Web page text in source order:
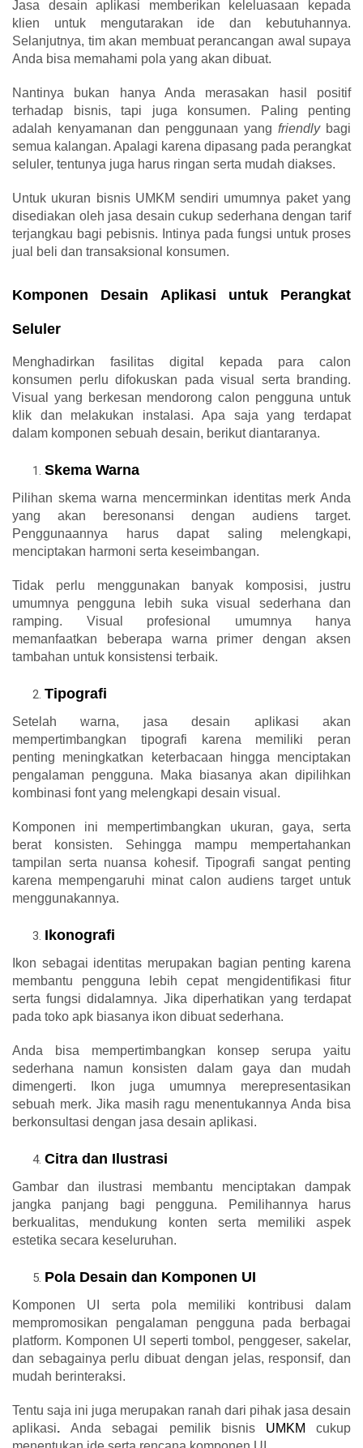
Jasa desain aplikasi memberikan keleluasaan kepada
klien untuk mengutarakan ide dan kebutuhannya.
Selanjutnya, tim akan membuat perancangan awal supaya
Anda bisa memahami pola yang akan dibuat.
Nantinya bukan hanya Anda merasakan hasil positif
terhadap bisnis, tapi juga konsumen. Paling penting
adalah kenyamanan dan penggunaan yang friendly bagi
semua kalangan. Apalagi karena dipasang pada perangkat
seluler, tentunya juga harus ringan serta mudah diakses.
Untuk ukuran bisnis UMKM sendiri umumnya paket yang
disediakan oleh jasa desain cukup sederhana dengan tarif
terjangkau bagi pebisnis. Intinya pada fungsi untuk proses
jual beli dan transaksional konsumen.
Komponen Desain Aplikasi untuk Perangkat
Seluler
Menghadirkan fasilitas digital kepada para calon
konsumen perlu difokuskan pada visual serta branding.
Visual yang berkesan mendorong calon pengguna untuk
klik dan melakukan instalasi. Apa saja yang terdapat
dalam komponen sebuah desain, berikut diantaranya.
Skema Warna
Pilihan skema warna mencerminkan identitas merk Anda
yang akan beresonansi dengan audiens target.
Penggunaannya harus dapat saling melengkapi,
menciptakan harmoni serta keseimbangan.
Tidak perlu menggunakan banyak komposisi, justru
umumnya pengguna lebih suka visual sederhana dan
ramping. Visual profesional umumnya hanya
memanfaatkan beberapa warna primer dengan aksen
tambahan untuk konsistensi terbaik.
Tipografi
Setelah warna, jasa desain aplikasiakan
mempertimbangkan tipografi karena memiliki peran
penting meningkatkan keterbacaan hingga menciptakan
pengalaman pengguna. Maka biasanya akan dipilihkan
kombinasi font yang melengkapi desain visual.
Komponen ini mempertimbangkan ukuran, gaya, serta
berat konsisten. Sehingga mampu mempertahankan
tampilan serta nuansa kohesif. Tipografi sangat penting
karena mempengaruhi minat calon audiens target untuk
menggunakannya.
Ikonografi
Ikon sebagai identitas merupakan bagian penting karena
membantu pengguna lebih cepat mengidentifikasi fitur
serta fungsi didalamnya. Jika diperhatikan yang terdapat
pada toko apk biasanya ikon dibuat sederhana.
Anda bisa mempertimbangkan konsep serupa yaitu
sederhana namun konsisten dalam gaya dan mudah
dimengerti. Ikon juga umumnya merepresentasikan
sebuah merk. Jika masih ragu menentukannya Anda bisa
berkonsultasi dengan jasa desain aplikasi.
Citra dan Ilustrasi
Gambar dan ilustrasi membantu menciptakan dampak
jangka panjang bagi pengguna. Pemilihannya harus
berkualitas, mendukung konten serta memiliki aspek
estetika secara keseluruhan.
Pola Desain dan Komponen UI
Komponen UI serta pola memiliki kontribusi dalam
mempromosikan pengalaman pengguna pada berbagai
platform. Komponen UI seperti tombol, penggeser, sakelar,
dan sebagainya perlu dibuat dengan jelas, responsif, dan
mudah berinteraksi.
Tentu saja ini juga merupakan ranah dari pihak jasa desain
aplikasi.Anda sebagai pemilik bisnis UMKM
cukup